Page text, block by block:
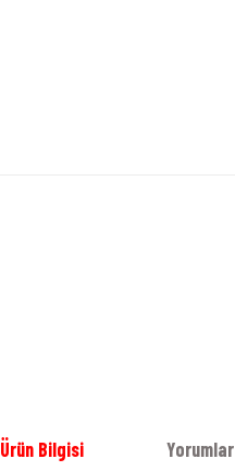
Ürün Bilgisi Yorumlar